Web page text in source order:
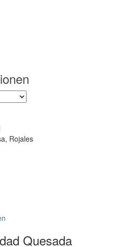
Rojales
Quesada